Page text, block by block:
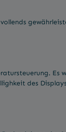
des